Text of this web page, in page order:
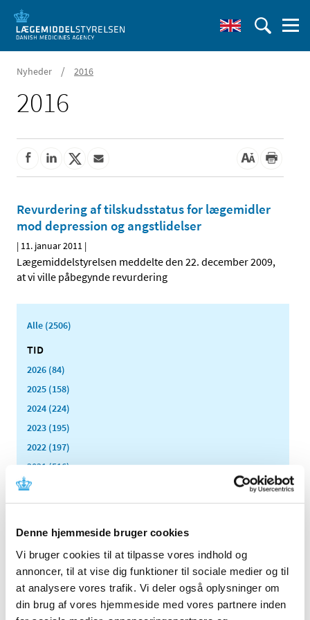
Denne hjemmeside bruger cookies
Vi bruger cookies til at tilpasse vores indhold og
annoncer, til at vise dig funktioner til sociale medier og til
at analysere vores trafik. Vi deler også oplysninger om
din brug af vores hjemmeside med vores partnere inden
Nyheder / 2016
2016
Revurdering af tilskudsstatus for lægemidler
mod depression og angstlidelser
| 11. januar 2011 |
Lægemiddelstyrelsen meddelte den 22. december 2009,
at vi ville påbegynde revurdering
Alle (2506)
TID
2026 (84)
2025 (158)
2024 (224)
2023 (195)
2022 (197)
2021 (516)
2020 (263)
2019 (159)
2016 (167)
2015 (33)
2014 (44)